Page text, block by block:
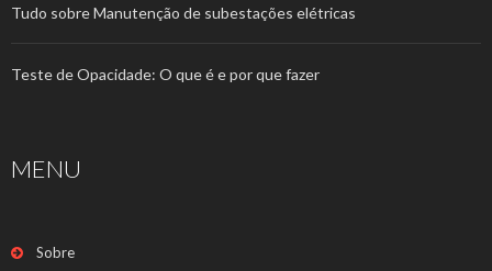
Tudo sobre Manutenção de subestações elétricas
Teste de Opacidade: O que é e por que fazer
MENU
Sobre